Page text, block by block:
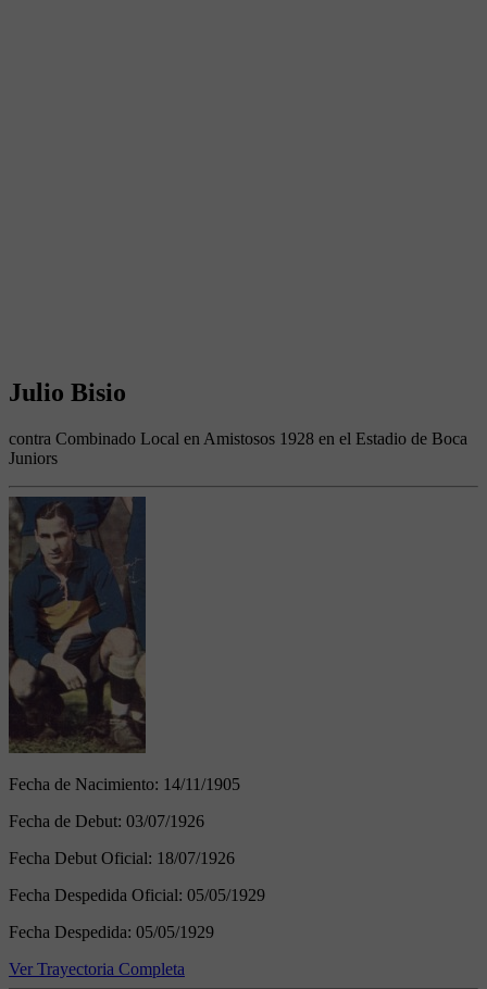
Julio Bisio
contra Combinado Local en Amistosos 1928 en el Estadio de Boca
Juniors
Fecha de Nacimiento: 14/11/1905
Fecha de Debut: 03/07/1926
Fecha Debut Oficial: 18/07/1926
Fecha Despedida Oficial: 05/05/1929
Fecha Despedida: 05/05/1929
Ver Trayectoria Completa